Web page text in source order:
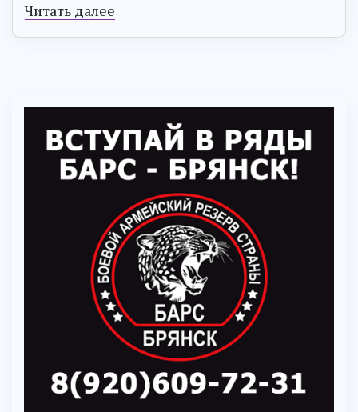
Читать далее